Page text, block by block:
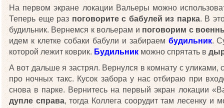
На первом экране локации Вальеры можно
Теперь еще раз поговорите с бабулей из парка. В
будильник. Вернемся к вольерам и поговорим с
идем к клетке собаки бабули и забираем будильник.
которой лежит коврик. Будильник можно спрятать в
А вот дальше я застрял. Вернулся в комнату с уликами,
про ночных такс. Кусок забора у нас отбираю при
снова в парке. Вернитесь на первый экран локации
дупле справа, тогда Коллега соорудит там лесенку и